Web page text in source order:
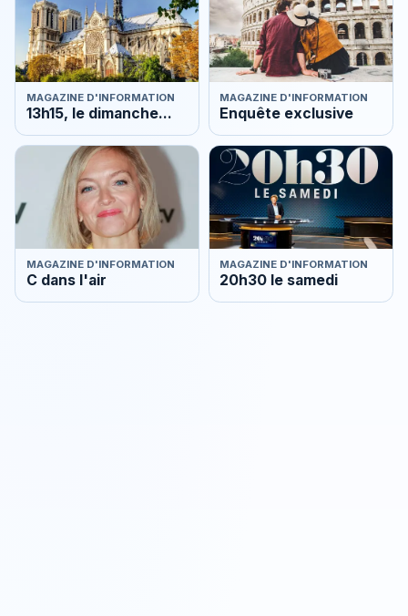
MAGAZINE D'INFORMATION
13h15, le dimanche...
MAGAZINE D'INFORMATION
Enquête exclusive
MAGAZINE D'INFORMATION
C dans l'air
MAGAZINE D'INFORMATION
20h30 le samedi